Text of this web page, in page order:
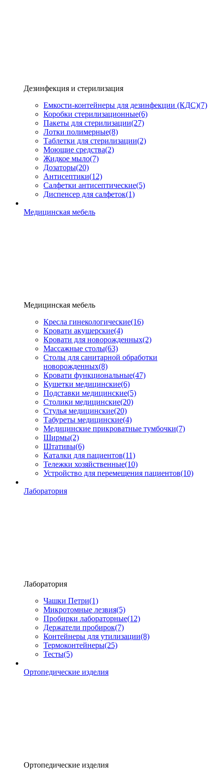
Дезинфекция и стерилизация
Емкости-контейнеры для дезинфекции (КДС)(7)
Коробки стерилизационные(6)
Пакеты для стерилизации(27)
Лотки полимерные(8)
Таблетки для стерилизации(2)
Моющие средства(2)
Жидкое мыло(7)
Дозаторы(20)
Антисептики(12)
Салфетки антисептические(5)
Диспенсер для салфеток(1)
Медицинская мебель
Медицинская мебель
Кресла гинекологические(16)
Кровати акушерские(4)
Кровати для новорожденных(2)
Массажные столы(63)
Столы для санитарной обработки
новорожденных(8)
Кровати функциональные(47)
Кушетки медицинские(6)
Подставки медицинские(5)
Столики медицинские(20)
Стулья медицинские(20)
Табуреты медицинские(4)
Медицинские прикроватные тумбочки(7)
Ширмы(2)
Штативы(6)
Каталки для пациентов(11)
Тележки хозяйственные(10)
Устройство для перемещения пациентов(10)
Лаборатория
Лаборатория
Чашки Петри(1)
Микротомные лезвия(5)
Пробирки лабораторные(12)
Держатели пробирок(7)
Контейнеры для утилизации(8)
Термоконтейнеры(25)
Тесты(5)
Ортопедические изделия
Ортопедические изделия